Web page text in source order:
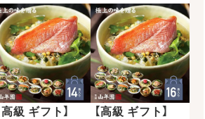
ゼント 内祝い
返し 誕生日プ
ゼント 贈り物
老の日 御中元
子、梅 プレゼン
ト 内祝い お返し
誕生日プレゼン
ト 贈り物 敬老の
日 御中元
高級 ギフト】
【高級 ギフト】